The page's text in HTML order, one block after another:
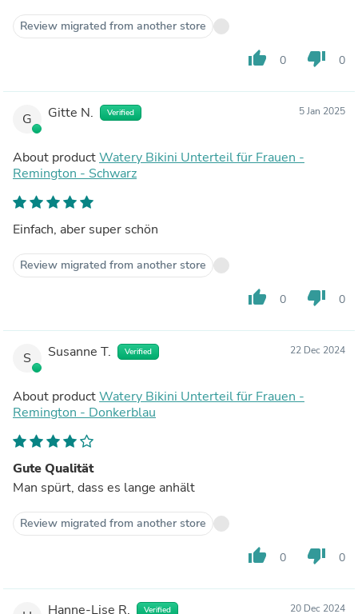
Review migrated from another store
thumb_up 0 thumb_down 0
G Gitte N. Verified 5 Jan 2025
About productWatery Bikini Unterteil für Frauen -
Remington - Schwarz
Einfach, aber super schön
Review migrated from another store
thumb_up 0 thumb_down 0
S Susanne T. Verified 22 Dec 2024
About productWatery Bikini Unterteil für Frauen -
Remington - Donkerblau
Gute Qualität
Man spürt, dass es lange anhält
Review migrated from another store
thumb_up 0 thumb_down 0
Hanne-Lise R. Verified 20 Dec 2024